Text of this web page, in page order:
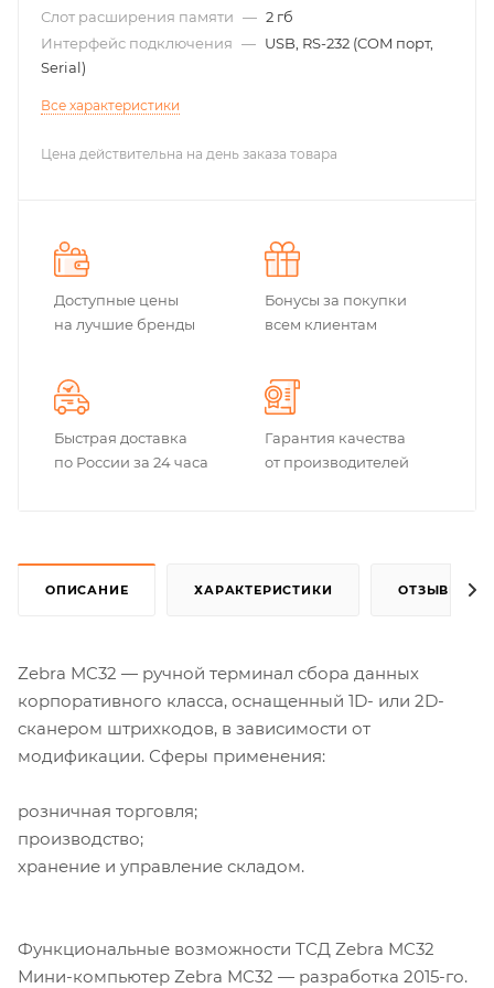
Слот расширения памяти — 2 гб
Интерфейс подключения — USB, RS-232 (COM порт,
Serial)
Все характеристики
Цена действительна на день заказа товара
Доступные цены
на лучшие бренды
Бонусы за покупки
всем клиентам
Быстрая доставка
по России за 24 часа
Гарантия качества
от производителей
ОПИСАНИЕ ХАРАКТЕРИСТИКИ ОТЗЫВЫ
Zebra MC32 — ручной терминал сбора данных
корпоративного класса, оснащенный 1D- или 2D-
сканером штрихкодов, в зависимости от
модификации. Сферы применения:
розничная торговля;
производство;
хранение и управление складом.
Функциональные возможности ТСД Zebra MC32
Мини-компьютер Zebra MC32 — разработка 2015-го.